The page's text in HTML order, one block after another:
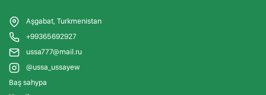
Aşgabat, Turkmenistan
+99365692927
ussa777@mail.ru
@ussa_ussayew
Baş sahypa